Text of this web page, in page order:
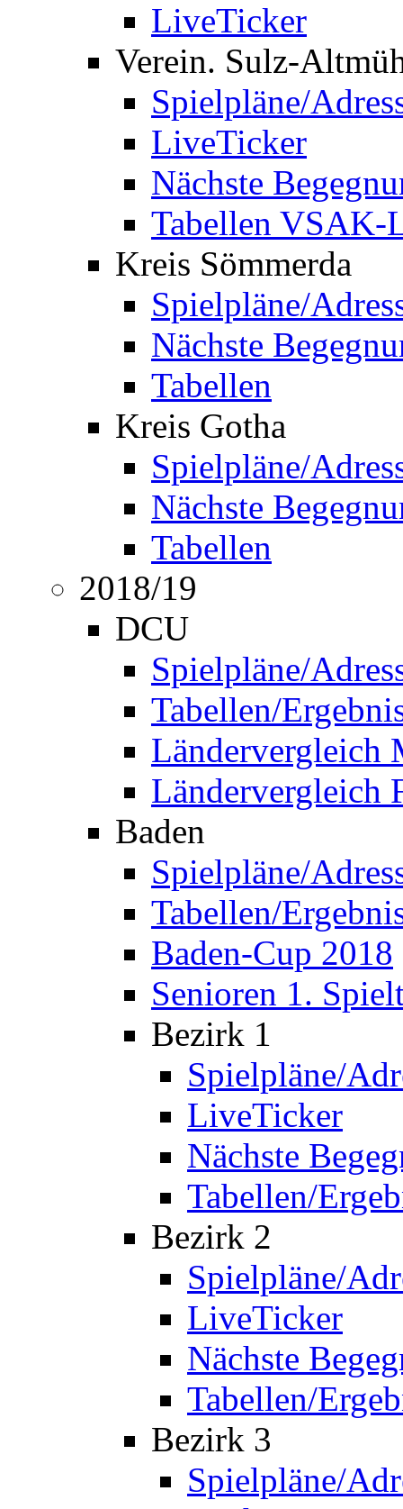
LiveTicker
Verein. Sulz-
Spielpläne/
LiveTicker
Nächste
Tabellen VSAK-
Kreis Sömmerda
Spielpläne/
Nächste
Tabellen
Kreis Gotha
Spielpläne/
Nächste
Tabellen
2018/19
DCU
Spielpläne/
Tabellen/
Ländervergleich
Ländervergleich
Baden
Spielpläne/
Tabellen/
Baden-Cup 2018
Senioren 1.
Bezirk 1
Spielpläne/
LiveTicker
Nächste
Tabellen/
Bezirk 2
Spielpläne/
LiveTicker
Nächste
Tabellen/
Bezirk 3
Spielpläne/